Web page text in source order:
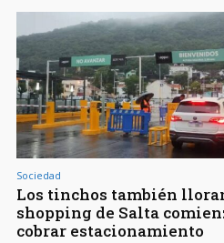
Sociedad
Los tinchos también
shopping de Salta
cobrar estacionamiento